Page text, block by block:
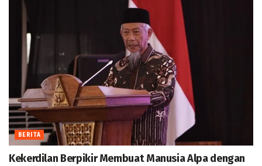
BERITA
Kekerdilan Berpikir Membuat Manusia Alpa dengan